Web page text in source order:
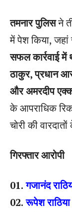
तमनार पुलिसने
में पेश किया, जहां
सफल कार्रवाई में
ठाकुर, प्रधान
और अमरदीप
के आपराधिक
चोरी की
गिरफ्तार आरोपी
01. गजानंद
02. रूपेश राठिया